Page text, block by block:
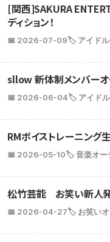
[関西]SAKURA
ディション！
📅 2026-07-09🏷️ アイドル
sllow 新体制メンバーオ
📅 2026-06-04🏷️ アイド
RMボイストレーニン
📅 2026-05-10🏷️ 音楽オー
松竹芸能 お笑い新人発
📅 2026-04-27🏷️ お笑いオ